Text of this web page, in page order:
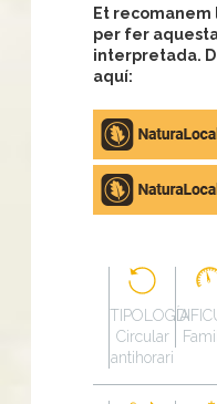
Et recomanem
per fer
interpretada.
aquí:
Apple
store
Google
Play
TIPOLOGÍA
Circular
antihorari